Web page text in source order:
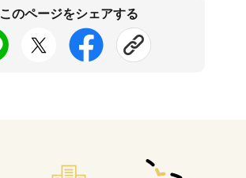
このページをシェアする